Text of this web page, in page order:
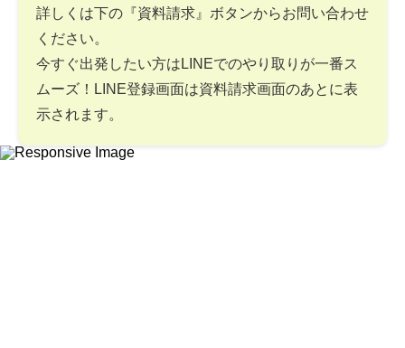
詳しくは下の『資料請求』ボタンからお問い合わせ
ください。
今すぐ出発したい方はLINEでのやり取りが一番ス
ムーズ！LINE登録画面は資料請求画面のあとに表
示されます。